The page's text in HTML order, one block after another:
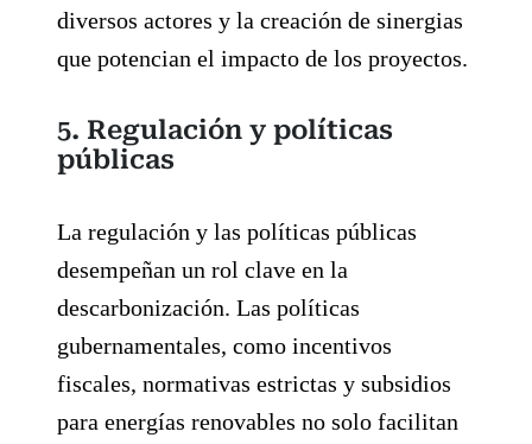
diversos actores y la creación de sinergias
que potencian el impacto de los proyectos.
5. Regulación y políticas
públicas
La regulación y las políticas públicas
desempeñan un rol clave en la
descarbonización. Las políticas
gubernamentales, como incentivos
fiscales, normativas estrictas y subsidios
para energías renovables no solo facilitan